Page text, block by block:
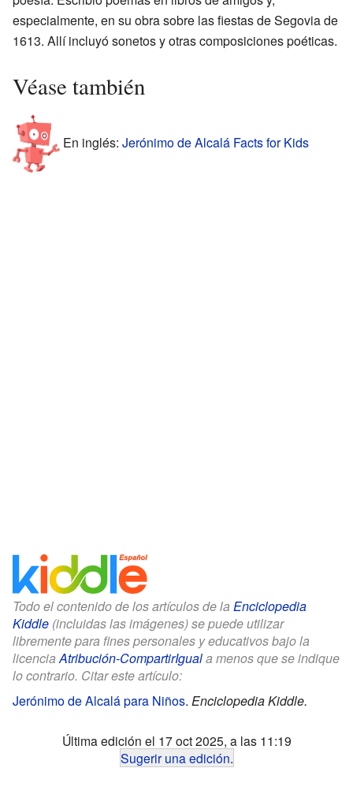
especialmente, en su obra sobre las fiestas de Segovia de
1613. Allí incluyó sonetos y otras composiciones poéticas.
Véase también
En inglés: Jerónimo de Alcalá Facts for Kids
Todo el contenido de los artículos de la Enciclopedia
Kiddle (incluidas las imágenes) se puede utilizar
libremente para fines personales y educativos bajo la
licenciaAtribución-CompartirIguala menos que se indique
lo contrario. Citar este artículo:
Jerónimo de Alcalá para Niños. Enciclopedia Kiddle.
Última edición el 17 oct 2025, a las 11:19
Sugerir una edición.